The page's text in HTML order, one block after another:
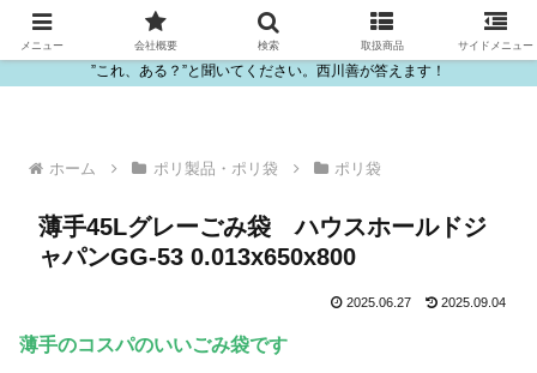
ビニール・プラスチック製品の卸販売は西川善
”これ、ある？”と聞いてください。西川善が答えます！
ホーム ポリ製品・ポリ袋 ポリ袋
薄手45Lグレーごみ袋 ハウスホールドジ
ャパンGG-53 0.013x650x800
2025.06.27 2025.09.04
薄手のコスパのいいごみ袋です
メニュー 会社概要 検索 取扱商品 サイドメニュー